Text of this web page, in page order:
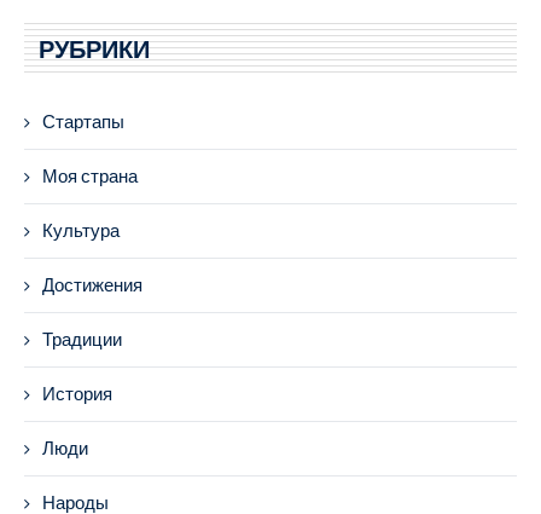
РУБРИКИ
Стартапы
Моя страна
Культура
Достижения
Традиции
История
Люди
Народы